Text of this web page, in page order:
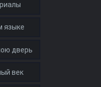
языке